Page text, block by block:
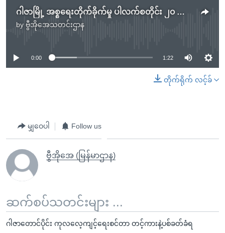
ဂါဇာမြို့ အစ္စရေးတိုက်ခိုက်မှု ပါလက်စတိုင်း ၂၀ ထက်မနည်းသေဆုံး
by ဗွီအိုအေသတင်းဌာန
No media source currently available
0:00 1:22
တိုက်ရိုက် လင့်ခ်
မျှဝေပါ Follow us
ဗွီအိုအေ (မြန်မာဌာန)
ဆက်စပ်သတင်းများ ...
ဂါဇာတောင်ပိုင်း ကုလလေ့ကျင့်ရေးစင်တာ တင့်ကားနဲ့ပစ်ခတ်ခံရ